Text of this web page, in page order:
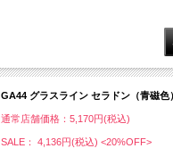
GA44 グラスライン セラドン（青磁色
通常店舗価格：5,170円(税込)
SALE： 4,136円(税込) <20%OFF>